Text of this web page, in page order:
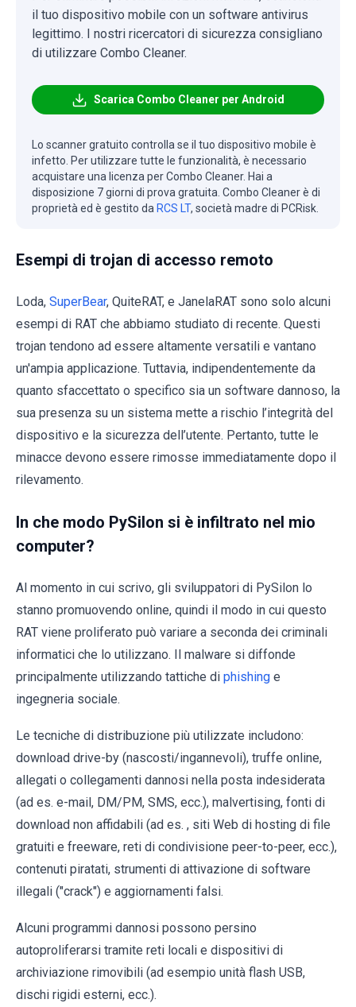
il tuo dispositivo mobile con un software antivirus
legittimo. I nostri ricercatori di sicurezza consigliano
di utilizzare Combo Cleaner.
Scarica Combo Cleaner per Android
Lo scanner gratuito controlla se il tuo dispositivo mobile è
infetto. Per utilizzare tutte le funzionalità, è necessario
acquistare una licenza per Combo Cleaner. Hai a
disposizione 7 giorni di prova gratuita. Combo Cleaner è di
proprietà ed è gestito da RCS LT, società madre di PCRisk.
Esempi di trojan di accesso remoto
Loda, SuperBear, QuiteRAT, e JanelaRAT sono solo alcuni
esempi di RAT che abbiamo studiato di recente. Questi
trojan tendono ad essere altamente versatili e vantano
un'ampia applicazione. Tuttavia, indipendentemente da
quanto sfaccettato o specifico sia un software dannoso, la
sua presenza su un sistema mette a rischio l’integrità del
dispositivo e la sicurezza dell’utente. Pertanto, tutte le
minacce devono essere rimosse immediatamente dopo il
rilevamento.
In che modo PySilon si è infiltrato nel mio
computer?
Al momento in cui scrivo, gli sviluppatori di PySilon lo
stanno promuovendo online, quindi il modo in cui questo
RAT viene proliferato può variare a seconda dei criminali
informatici che lo utilizzano. Il malware si diffonde
principalmente utilizzando tattiche di phishing e
ingegneria sociale.
Le tecniche di distribuzione più utilizzate includono:
download drive-by (nascosti/ingannevoli), truffe online,
allegati o collegamenti dannosi nella posta indesiderata
(ad es. e-mail, DM/PM, SMS, ecc.), malvertising, fonti di
download non affidabili (ad es. , siti Web di hosting di file
gratuiti e freeware, reti di condivisione peer-to-peer, ecc.),
contenuti piratati, strumenti di attivazione di software
illegali ("crack") e aggiornamenti falsi.
Alcuni programmi dannosi possono persino
autoproliferarsi tramite reti locali e dispositivi di
archiviazione rimovibili (ad esempio unità flash USB,
dischi rigidi esterni, ecc.).